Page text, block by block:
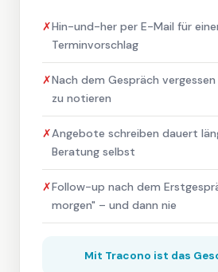
✗Hin-und-her per E-Mail für
Terminvorschlag
✗Nach dem Gespräch
zu notieren
✗Angebote schreiben dauert
Beratung selbst
✗Follow-up nach dem
morgen" – und dann nie
Mit Tracono ist das